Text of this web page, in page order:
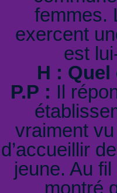
femmes.
exercent
est
H : Quel
P.P : Il
vraiment
d’accueillir
jeune. Au
montré